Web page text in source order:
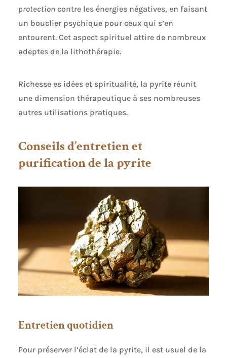
protection contre les énergies négatives, en faisant
un bouclier psychique pour ceux qui s’en
entourent. Cet aspect spirituel attire de nombreux
adeptes de la lithothérapie.
Richesse es idées et spiritualité, la pyrite réunit
une dimension thérapeutique à ses nombreuses
autres utilisations pratiques.
Conseils d’entretien et
purification de la pyrite
Entretien quotidien
Pour préserver l’éclat de la pyrite, il est usuel de la